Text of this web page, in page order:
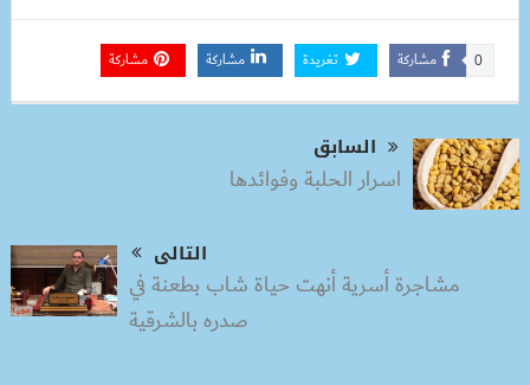
مشاركة 0 تغريدة مشاركة مشاركة
السابق
اسرار الحلبة وفوائدها
التالى
مشاجرة أسرية أنهت حياة شاب بطعنة في
صدره بالشرقية